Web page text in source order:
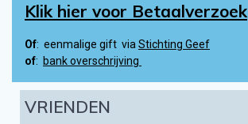
Klik hier voor Betaalverzoek
Of: eenmalige gift viaStichting Geef
of: bank overschrijving
VRIENDEN